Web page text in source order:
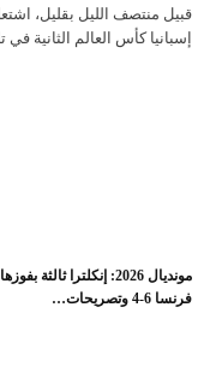
قبيل منتصف الليل بقليل،
إسبانيا كأس العالم الثانية
مونديال 2026: إنكلترا ثالثة
فرنسا 6-4 وتصريحات…